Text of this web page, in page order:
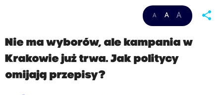
A A A share
Nie ma wyborów, ale kampania w
Krakowie już trwa. Jak politycy
omijają przepisy?